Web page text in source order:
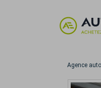
Agence